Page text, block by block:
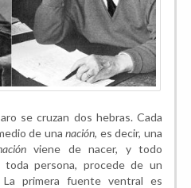
se cruzan dos hebras. Cada
de unanación, es decir, una
viene de nacer, y todo
toda persona, procede de un
primera fuente ventral es